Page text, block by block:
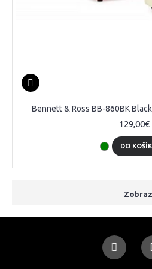
Bennett & Ross BB-860BK
129,00€
DO